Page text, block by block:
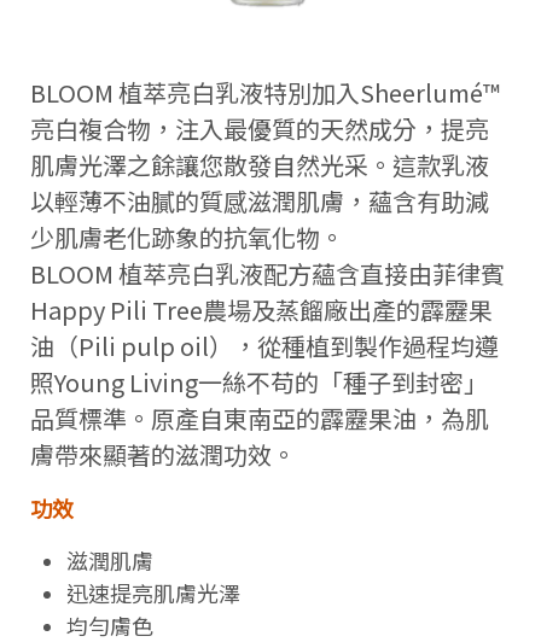
BLOOM 植萃亮白乳液特別加入Sheerlumé™
亮白複合物，注入最優質的天然成分，提亮
肌膚光澤之餘讓您散發自然光采。這款乳液
以輕薄不油膩的質感滋潤肌膚，蘊含有助減
少肌膚老化跡象的抗氧化物。
BLOOM 植萃亮白乳液配方蘊含直接由菲律賓
Happy Pili Tree農場及蒸餾廠出產的霹靂果
油（Pili pulp oil），從種植到製作過程均遵
照Young Living一絲不苟的「種子到封密」
品質標準。原產自東南亞的霹靂果油，為肌
膚帶來顯著的滋潤功效。
功效
滋潤肌膚
迅速提亮肌膚光澤
均勻膚色